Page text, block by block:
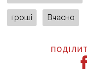
гроші Вчасно